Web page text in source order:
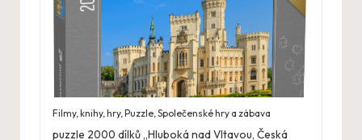
Filmy, knihy, hry,Puzzle,Společenské hry a zábava
puzzle 2000 dílků „Hluboká nad Vltavou, Česká